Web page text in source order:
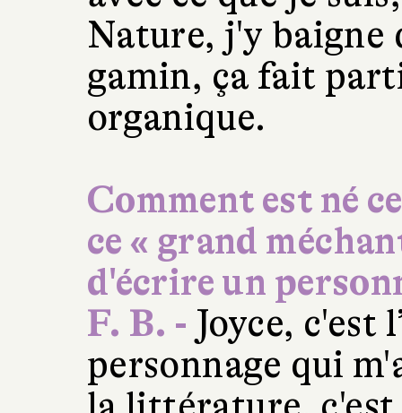
Nature, j'y baigne
gamin, ça fait
organique.
Comment est né
ce « grand
d'écrire un
F. B. - Joyce, c'est
personnage qui